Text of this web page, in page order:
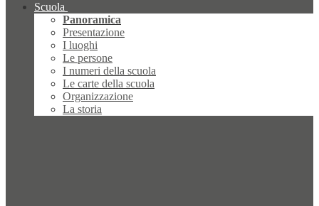
Scuola
Panoramica
Presentazione
I luoghi
Le persone
I numeri della scuola
Le carte della scuola
Organizzazione
La storia